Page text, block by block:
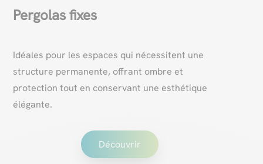
Pergolas fixes
Idéales pour les espaces qui nécessitent une
structure permanente, offrant ombre et
protection tout en conservant une esthétique
élégante.
Découvrir